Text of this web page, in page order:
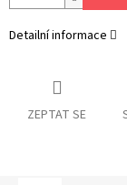
Detailní informace
ZEPTAT SE